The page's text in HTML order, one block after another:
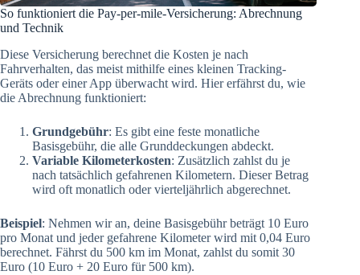
So funktioniert die Pay-per-mile-Versicherung: Abrechnung
und Technik
Diese Versicherung berechnet die Kosten je nach
Fahrverhalten, das meist mithilfe eines kleinen Tracking-
Geräts oder einer App überwacht wird. Hier erfährst du, wie
die Abrechnung funktioniert:
Grundgebühr: Es gibt eine feste monatliche
Basisgebühr, die alle Grunddeckungen abdeckt.
Variable Kilometerkosten: Zusätzlich zahlst du je
nach tatsächlich gefahrenen Kilometern. Dieser Betrag
wird oft monatlich oder vierteljährlich abgerechnet.
Beispiel: Nehmen wir an, deine Basisgebühr beträgt 10 Euro
pro Monat und jeder gefahrene Kilometer wird mit 0,04 Euro
berechnet. Fährst du 500 km im Monat, zahlst du somit 30
Euro (10 Euro + 20 Euro für 500 km).